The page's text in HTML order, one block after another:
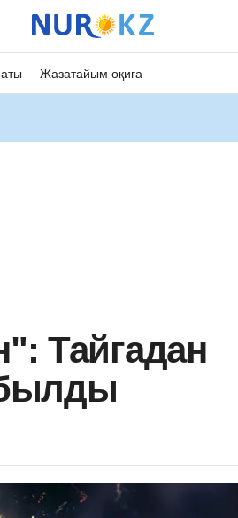
Жазатайым оқиға
Тайгадан